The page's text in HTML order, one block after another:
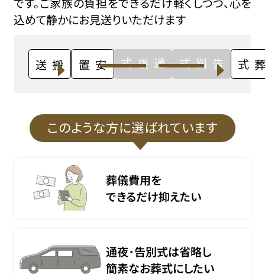
込めて静かにお見送りいただけます
搬送 安置 通夜式 告別式 火葬式
このような方に選ばれています
葬儀費用を
できるだけ抑えたい
通夜･告別式は省略し
簡素なお葬式にしたい